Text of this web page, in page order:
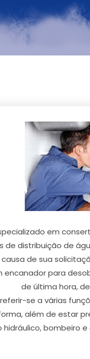
em
distribuição de
de sua
para
de última hora,
se a várias
além de estar
hidráulico, bombeiro